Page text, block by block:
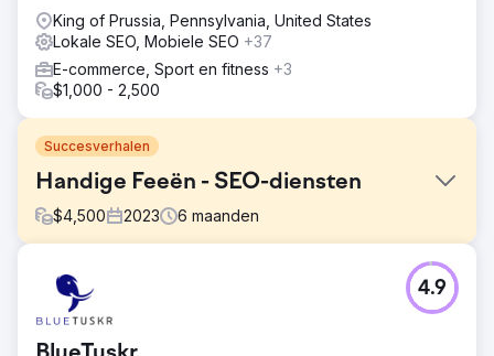
King of Prussia, Pennsylvania, United States
Lokale SEO, Mobiele SEO +37
E-commerce, Sport en fitness +3
$1,000 - 2,500
Succesverhalen
Handige Feeën - SEO-diensten
$4,500 2023 6 maanden
Uitdaging
De klant wil de zichtbaarheid van trefwoorden in de
zoekmachine vergroten, de inhoud van de belangrijkste
4.9